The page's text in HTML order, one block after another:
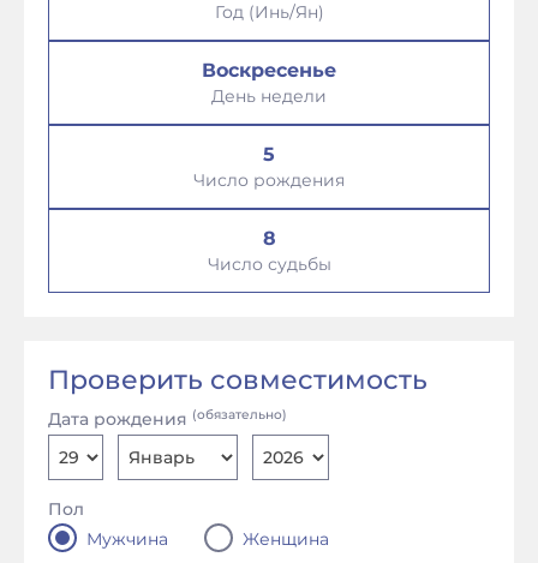
Год (Инь/Ян)
Воскресенье
День недели
5
Число рождения
8
Число судьбы
Проверить совместимость
Дата рождения (обязательно)
Пол
Мужчина
Женщина